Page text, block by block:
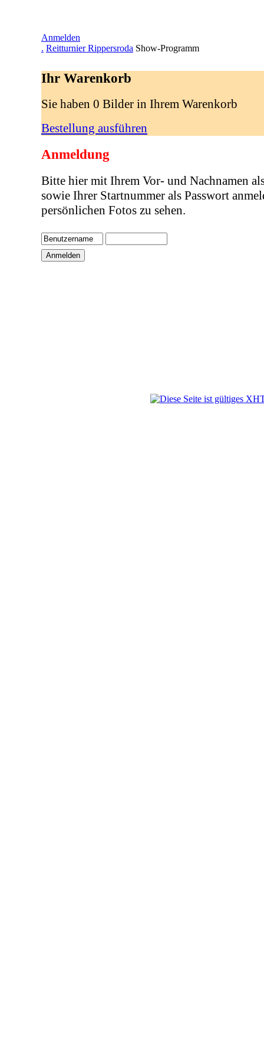
Anmelden
. Reitturnier Rippersroda Show-Programm
Ihr Warenkorb
Sie haben 0 Bilder in Ihrem Warenkorb
Bestellung ausführen
Anmeldung
Bitte hier mit Ihrem Vor- und Nachnamen
sowie Ihrer Startnummer als Passwort
persönlichen Fotos zu sehen.